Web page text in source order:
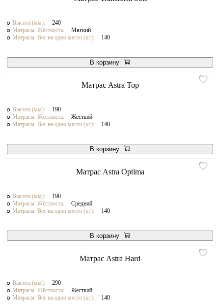
Высота (мм):
240
Матрасы: Жёсткость:
Мягкий
Матрасы: Вес на одно место (кг):
140
В корзину
Матрас Astra Top
Высота (мм):
190
Матрасы: Жёсткость:
Жесткий
Матрасы: Вес на одно место (кг):
140
В корзину
Матрас Astra Optima
Высота (мм):
190
Матрасы: Жёсткость:
Средний
Матрасы: Вес на одно место (кг):
140
В корзину
Матрас Astra Hard
Высота (мм):
290
Матрасы: Жёсткость:
Жесткий
Матрасы: Вес на одно место (кг):
140